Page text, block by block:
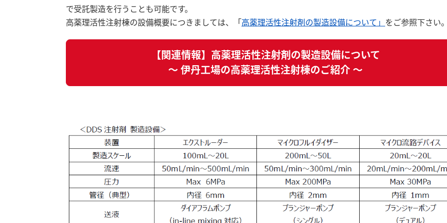
で受託製造を行うことも可能です。
高薬理活性注射棟の設備概要につきましては、「高薬理活性注射剤の製造設備について」 をご参照下さい
【関連情報】高薬理活性注射剤の製造設備について
～ 伊丹工場の高薬理活性注射棟のご紹介 ～